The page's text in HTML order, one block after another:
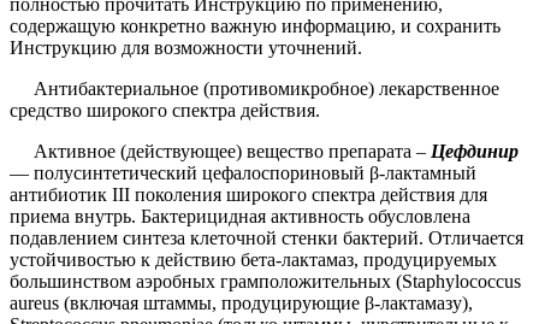
содержащую конкретно важную информацию, и сохранить
Инструкцию для возможности уточнений.
Антибактериальное (противомикробное) лекарственное
средство широкого спектра действия.
Активное (действующее) вещество препарата – Цефдинир
— полусинтетический цефалоспориновый β-лактамный
антибиотик III поколения широкого спектра действия для
приема внутрь. Бактерицидная активность обусловлена
подавлением синтеза клеточной стенки бактерий. Отличается
устойчивостью к действию бета-лактамаз, продуцируемых
большинством аэробных грамположительных (Staphylococcus
aureus (включая штаммы, продуцирующие β-лактамазу),